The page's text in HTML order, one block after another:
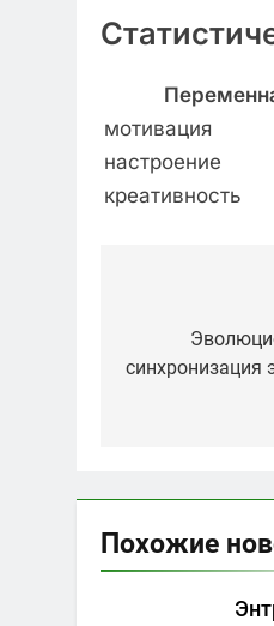
мотивация
настроение
креативность
записям
синхронизация
Похожие